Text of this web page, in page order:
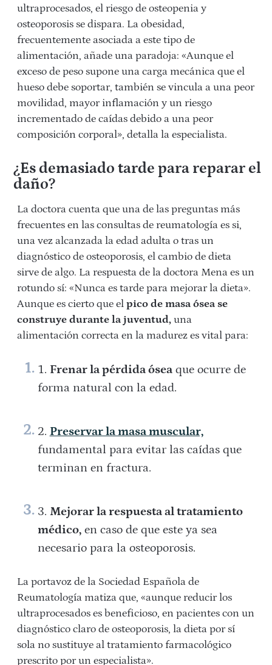
ultraprocesados, el riesgo de osteopenia y
osteoporosis se dispara. La obesidad,
frecuentemente asociada a este tipo de
alimentación, añade una paradoja: «Aunque el
exceso de peso supone una carga mecánica que el
hueso debe soportar, también se vincula a una peor
movilidad, mayor inflamación y un riesgo
incrementado de caídas debido a una peor
composición corporal», detalla la especialista.
¿Es demasiado tarde para reparar el
daño?
La doctora cuenta que una de las preguntas más
frecuentes en las consultas de reumatología es si,
una vez alcanzada la edad adulta o tras un
diagnóstico de osteoporosis, el cambio de dieta
sirve de algo. La respuesta de la doctora Mena es un
rotundo sí: «Nunca es tarde para mejorar la dieta».
Aunque es cierto que el pico de masa ósea se
construye durante la juventud, una
alimentación correcta en la madurez es vital para:
Frenar la pérdida óseaque ocurre de
forma natural con la edad.
Preservar la masa muscular,
fundamental para evitar las caídas que
terminan en fractura.
Mejorar la respuesta al tratamiento
médico,en caso de que este ya sea
necesario para la osteoporosis.
La portavoz de la Sociedad Española de
Reumatología matiza que, «aunque reducir los
ultraprocesados es beneficioso, en pacientes con un
diagnóstico claro de osteoporosis, la dieta por sí
sola no sustituye al tratamiento farmacológico
prescrito por un especialista».